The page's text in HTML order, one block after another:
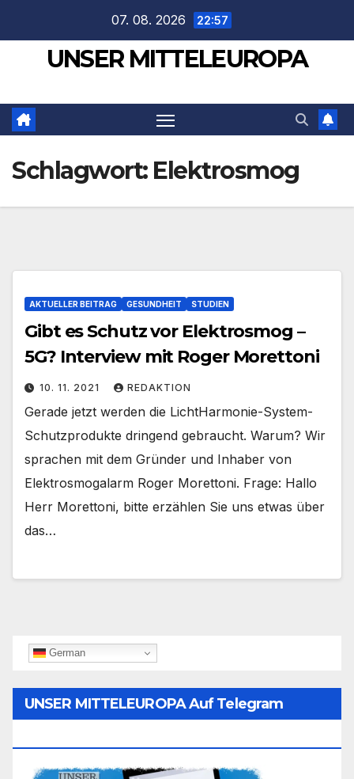
springen
07. 08. 2026 22:57
UNSER MITTELEUROPA
Schlagwort: Elektrosmog
AKTUELLER BEITRAG GESUNDHEIT STUDIEN
Gibt es Schutz vor Elektrosmog –
5G? Interview mit Roger Morettoni
10. 11. 2021 REDAKTION
Gerade jetzt werden die LichtHarmonie-System-
Schutzprodukte dringend gebraucht. Warum? Wir
sprachen mit dem Gründer und Inhaber von
Elektrosmogalarm Roger Morettoni. Frage: Hallo
Herr Morettoni, bitte erzählen Sie uns etwas über
das…
German
UNSER MITTELEUROPA Auf Telegram